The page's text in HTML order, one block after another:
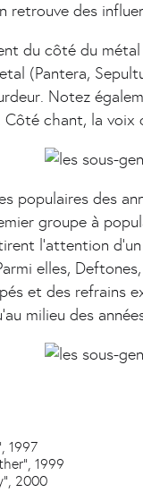
retrouve des
du côté du
(Pantera,
Notez
Côté chant, la
populaires des
groupe à
l'attention
elles,
et des refrains
milieu des
1997
1999
2000